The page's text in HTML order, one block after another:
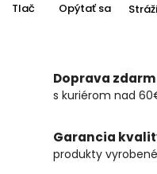
Tlač Opýtať sa
Doprava
s kuriérom nad
Garancia
produkty